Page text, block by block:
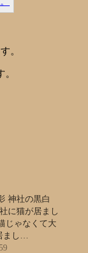
。
神社の黒白
に猫が居まし
じゃなくて大
まし…